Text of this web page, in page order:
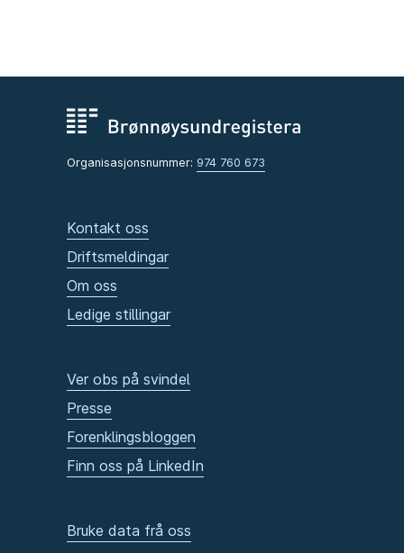
Organisasjonsnummer: 974 760 673
Kontakt oss
Driftsmeldingar
Om oss
Ledige stillingar
Ver obs på svindel
Presse
Forenklingsbloggen
Finn oss på LinkedIn
Bruke data frå oss